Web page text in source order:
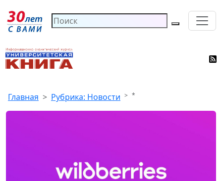
Главная Рубрика: Новости *